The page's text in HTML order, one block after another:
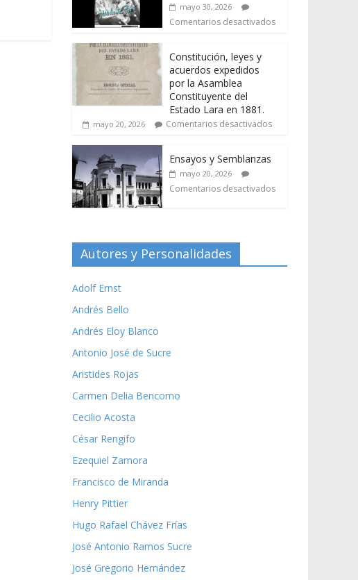
mayo 30, 2026
Comentarios desactivados
Constitución, leyes y
acuerdos expedidos
por la Asamblea
Constituyente del
Estado Lara en 1881.
mayo 20, 2026 Comentarios desactivados
Ensayos y Semblanzas
mayo 20, 2026
Comentarios desactivados
Autores y Personalidades
Adolf Ernst
Andrés Bello
Andrés Eloy Blanco
Antonio José de Sucre
Aristides Rojas
Carmen Delia Bencomo
Cecilio Acosta
César Rengifo
Ezequiel Zamora
Francisco de Miranda
Henry Pittier
Hugo Rafael Chávez Frías
José Antonio Ramos Sucre
José Gregorio Hernández